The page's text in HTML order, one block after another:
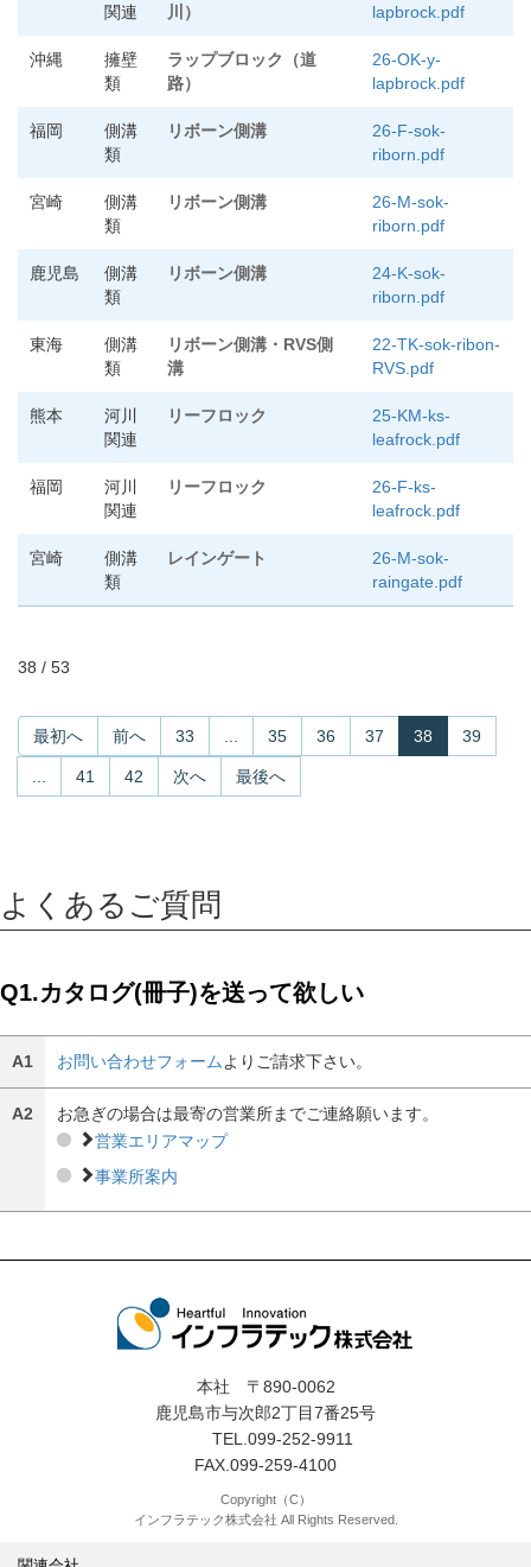
関連
川）
lapbrock.pdf
沖縄
擁壁
類
ラップブロック（道
路）
26-OK-y-
lapbrock.pdf
福岡
側溝
類
リボーン側溝
26-F-sok-
riborn.pdf
宮崎
側溝
類
リボーン側溝
26-M-sok-
riborn.pdf
鹿児島
側溝
類
リボーン側溝
24-K-sok-
riborn.pdf
東海
側溝
類
リボーン側溝・RVS側
溝
22-TK-sok-ribon-
RVS.pdf
熊本
河川
関連
リーフロック
25-KM-ks-
leafrock.pdf
福岡
河川
関連
リーフロック
26-F-ks-
leafrock.pdf
宮崎
側溝
類
レインゲート
26-M-sok-
raingate.pdf
38 / 53
最初へ 前へ 33 35 36 37 38 39
41 42 次へ 最後へ
よくあるご質問
Q1.カタログ(冊子)を送って欲しい
A1 お問い合わせフォーム よりご請求下さい。
A2
お急ぎの場合は最寄の営業所までご連絡願います。
営業エリアマップ
事業所案内
本社 〒890-0062
鹿児島市与次郎2丁目7番25号
TEL.099-252-9911
FAX.099-259-4100
Copyright（C）
インフラテック株式会社 All Rights Reserved.